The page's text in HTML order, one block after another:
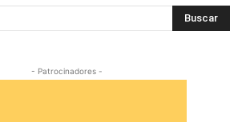
Buscar
- Patrocinadores -